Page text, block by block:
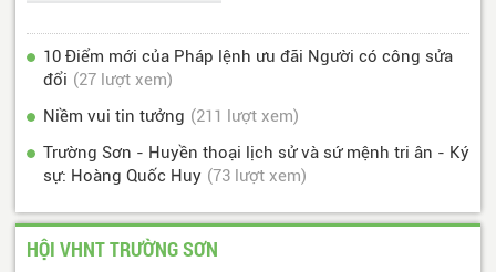
10 Điểm mới của Pháp lệnh ưu đãi Người có công sửa
đổi (27 lượt xem)
Niềm vui tin tưởng (211 lượt xem)
Trường Sơn - Huyền thoại lịch sử và sứ mệnh tri ân - Ký
sự: Hoàng Quốc Huy (73 lượt xem)
HỘI VHNT TRƯỜNG SƠN